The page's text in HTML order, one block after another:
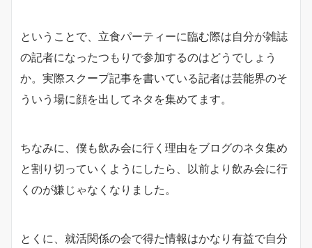
ということで、立食パーティーに臨む際は自分が雑誌
の記者になったつもりで参加するのはどうでしょう
か。実際スクープ記事を書いている記者は芸能界のそ
ういう場に顔を出してネタを集めてます。
ちなみに、僕も飲み会に行く理由をブログのネタ集め
と割り切っていくようにしたら、以前より飲み会に行
くのが嫌じゃなくなりました。
とくに、就活関係の会で得た情報はかなり有益で自分